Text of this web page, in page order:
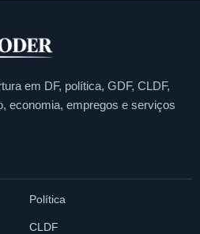
em DF, política, GDF, CLDF,
economia, empregos e serviços
Política
CLDF